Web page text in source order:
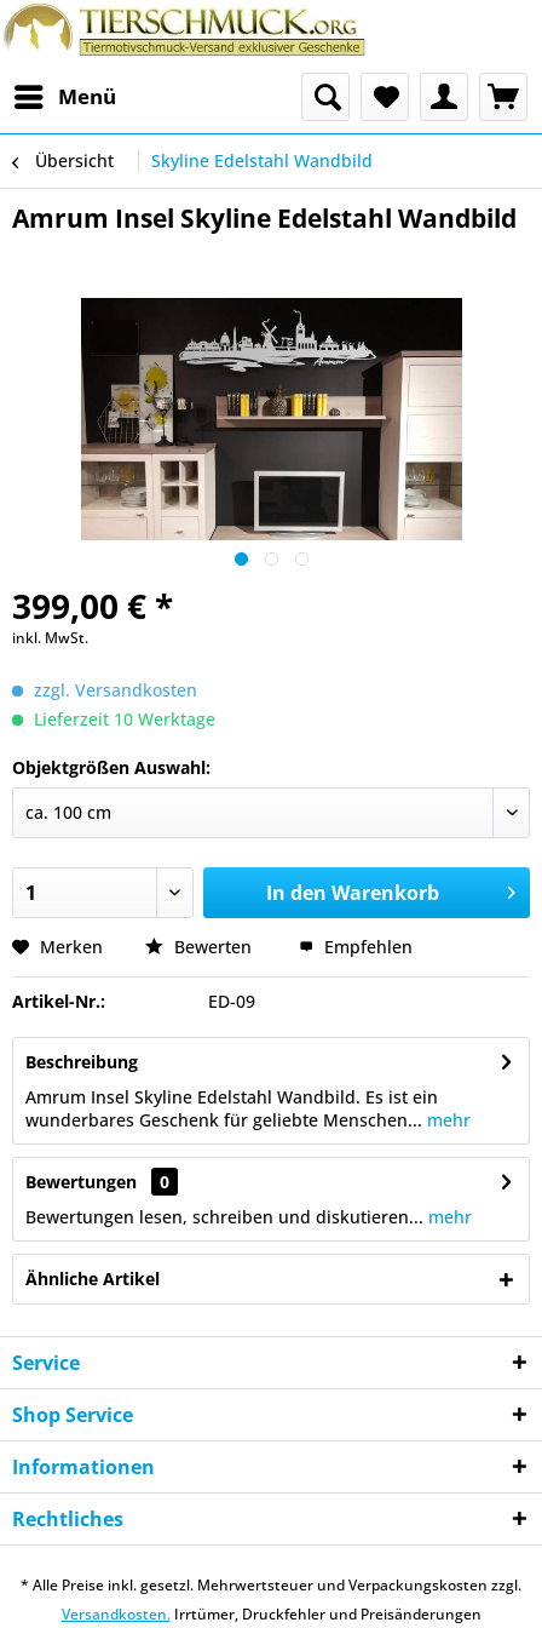
Menü
Übersicht Skyline Edelstahl Wandbild
Amrum Insel Skyline Edelstahl Wandbild
399,00 € *
inkl. MwSt.
zzgl. Versandkosten
Lieferzeit 10 Werktage
Objektgrößen Auswahl:
In den Warenkorb
Merken Bewerten Empfehlen
Artikel-Nr.: ED-09
Beschreibung
Amrum Insel Skyline Edelstahl Wandbild. Es ist ein
wunderbares Geschenk für geliebte Menschen... mehr
Bewertungen
0
Bewertungen lesen, schreiben und diskutieren... mehr
Ähnliche Artikel
Service
Shop Service
Informationen
Rechtliches
* Alle Preise inkl. gesetzl. Mehrwertsteuer und Verpackungskosten zzgl.
Versandkosten.Irrtümer, Druckfehler und Preisänderungen